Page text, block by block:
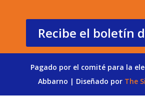
Recibe el boletín
Pagado por el comité para la
Abbarno | Diseñado por The